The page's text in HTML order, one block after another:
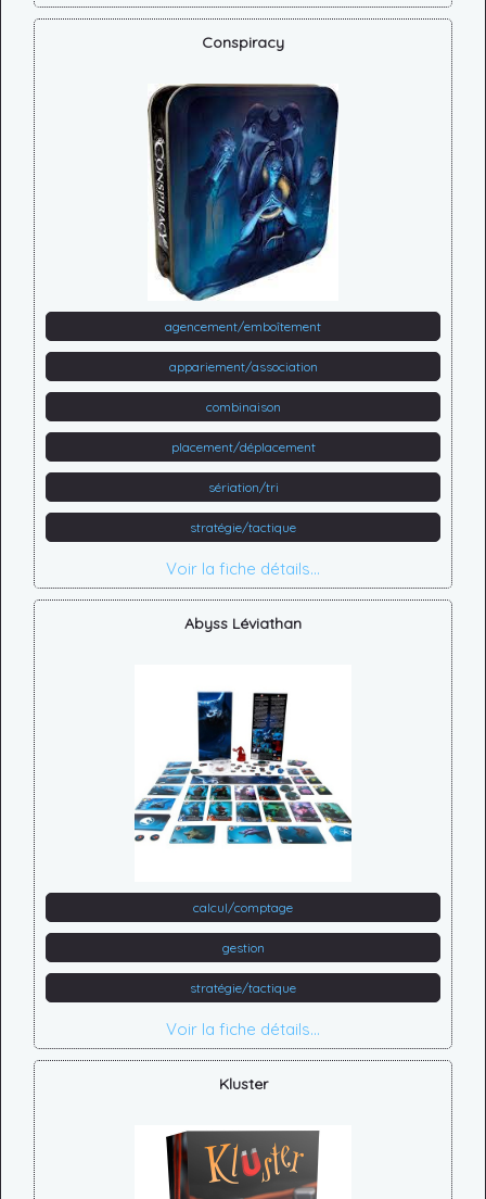
Conspiracy
agencement/emboîtement
appariement/association
combinaison
placement/déplacement
sériation/tri
stratégie/tactique
Voir la fiche détails...
Abyss Léviathan
calcul/comptage
gestion
stratégie/tactique
Voir la fiche détails...
Kluster